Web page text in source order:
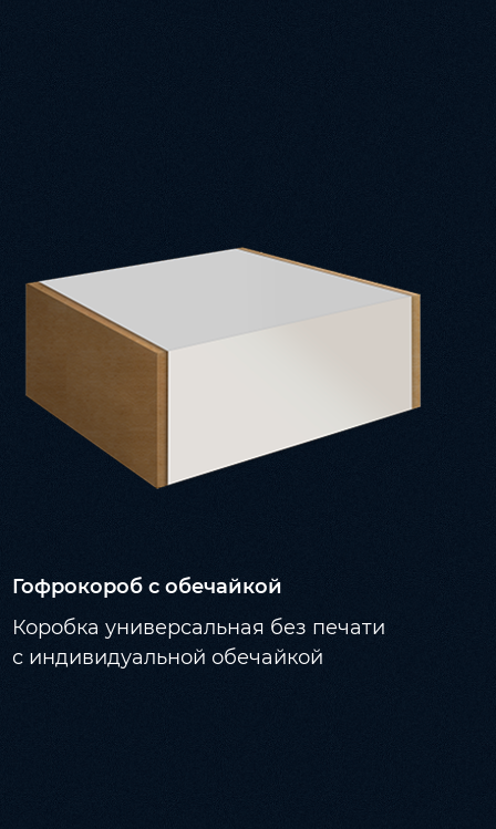
Гофрокороб с обечайкой
Коробка универсальная без печати
с индивидуальной обечайкой